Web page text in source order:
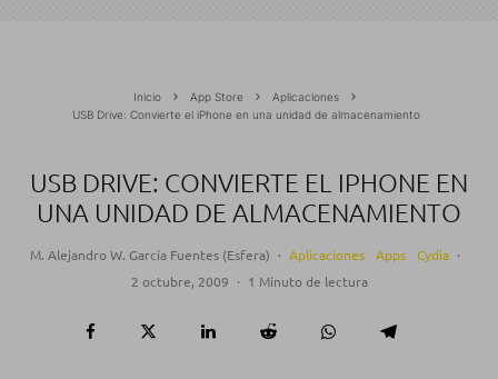
Inicio App Store
Aplicaciones
USB Drive: Convierte el iPhone en una unidad de almacenamiento
USB DRIVE: CONVIERTE EL IPHONE EN
UNA UNIDAD DE ALMACENAMIENTO
M. Alejandro W. García Fuentes (Esfera) · Aplicaciones Apps Cydia ·
2 octubre, 2009 · 1 Minuto de lectura